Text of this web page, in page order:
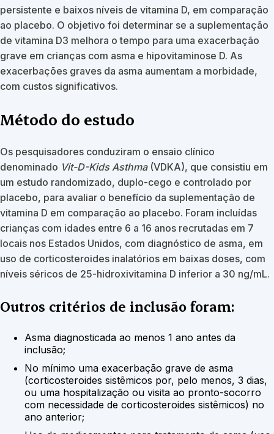
persistente e baixos níveis de vitamina D, em comparação
ao placebo. O objetivo foi determinar se a suplementação
de vitamina D3 melhora o tempo para uma exacerbação
grave em crianças com asma e hipovitaminose D. As
exacerbações graves da asma aumentam a morbidade,
com custos significativos.
Método do estudo
Os pesquisadores conduziram o ensaio clínico
denominado Vit-D-Kids Asthma(VDKA), que consistiu em
um estudo randomizado, duplo-cego e controlado por
placebo, para avaliar o benefício da suplementação de
vitamina D em comparação ao placebo. Foram incluídas
crianças com idades entre 6 a 16 anos recrutadas em 7
locais nos Estados Unidos, com diagnóstico de asma, em
uso de corticosteroides inalatórios em baixas doses, com
níveis séricos de 25-hidroxivitamina D inferior a 30 ng/mL.
Outros critérios de inclusão foram:
Asma diagnosticada ao menos 1 ano antes da
inclusão;
No mínimo uma exacerbação grave de asma
(corticosteroides sistêmicos por, pelo menos, 3 dias,
ou uma hospitalização ou visita ao pronto-socorro
com necessidade de corticosteroides sistêmicos) no
ano anterior;